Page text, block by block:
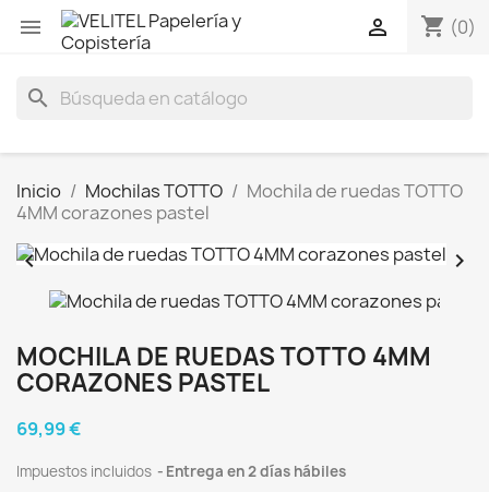
 shopping_cart (0)

search
Inicio Mochilas TOTTO
Mochila de ruedas TOTTO
4MM corazones pastel
 
MOCHILA DE RUEDAS TOTTO 4MM
CORAZONES PASTEL
69,99 €
Impuestos incluidos Entrega en 2 días hábiles